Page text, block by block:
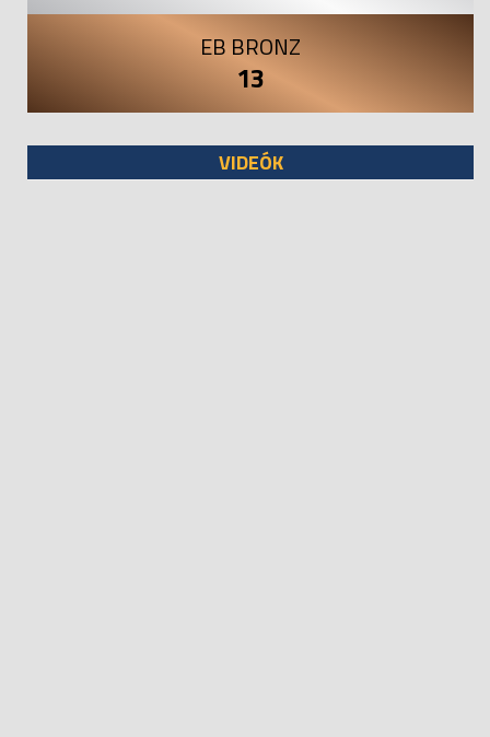
EB BRONZ
13
VIDEÓK